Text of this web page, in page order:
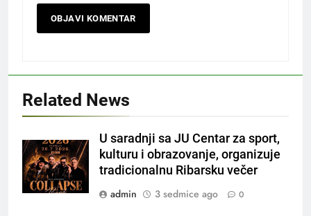
Related News
U saradnji sa JU Centar za sport,
kulturu i obrazovanje, organizuje
tradicionalnu Ribarsku večer
admin
3 sedmice ago 0